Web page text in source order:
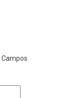
Campos